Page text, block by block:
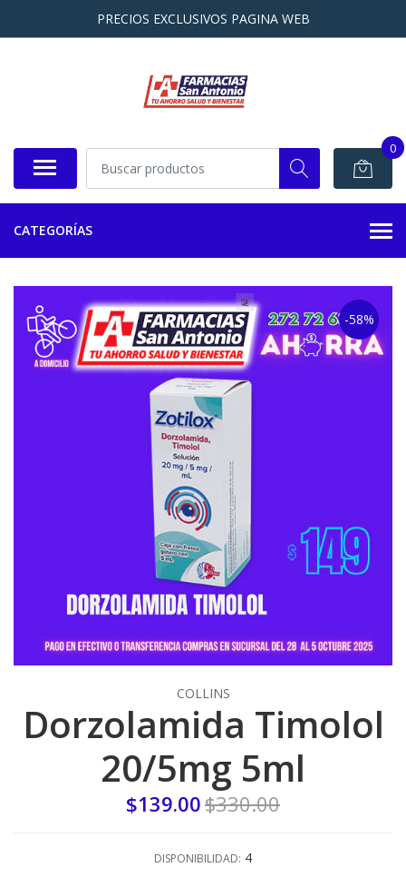
PRECIOS EXCLUSIVOS PAGINA WEB
0
CATEGORÍAS
-58%
COLLINS
Dorzolamida Timolol
20/5mg 5ml
$139.00$330.00
DISPONIBILIDAD: 4